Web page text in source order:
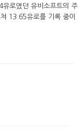
로였던 유비소프트의 주
13.65유로를 기록 중이